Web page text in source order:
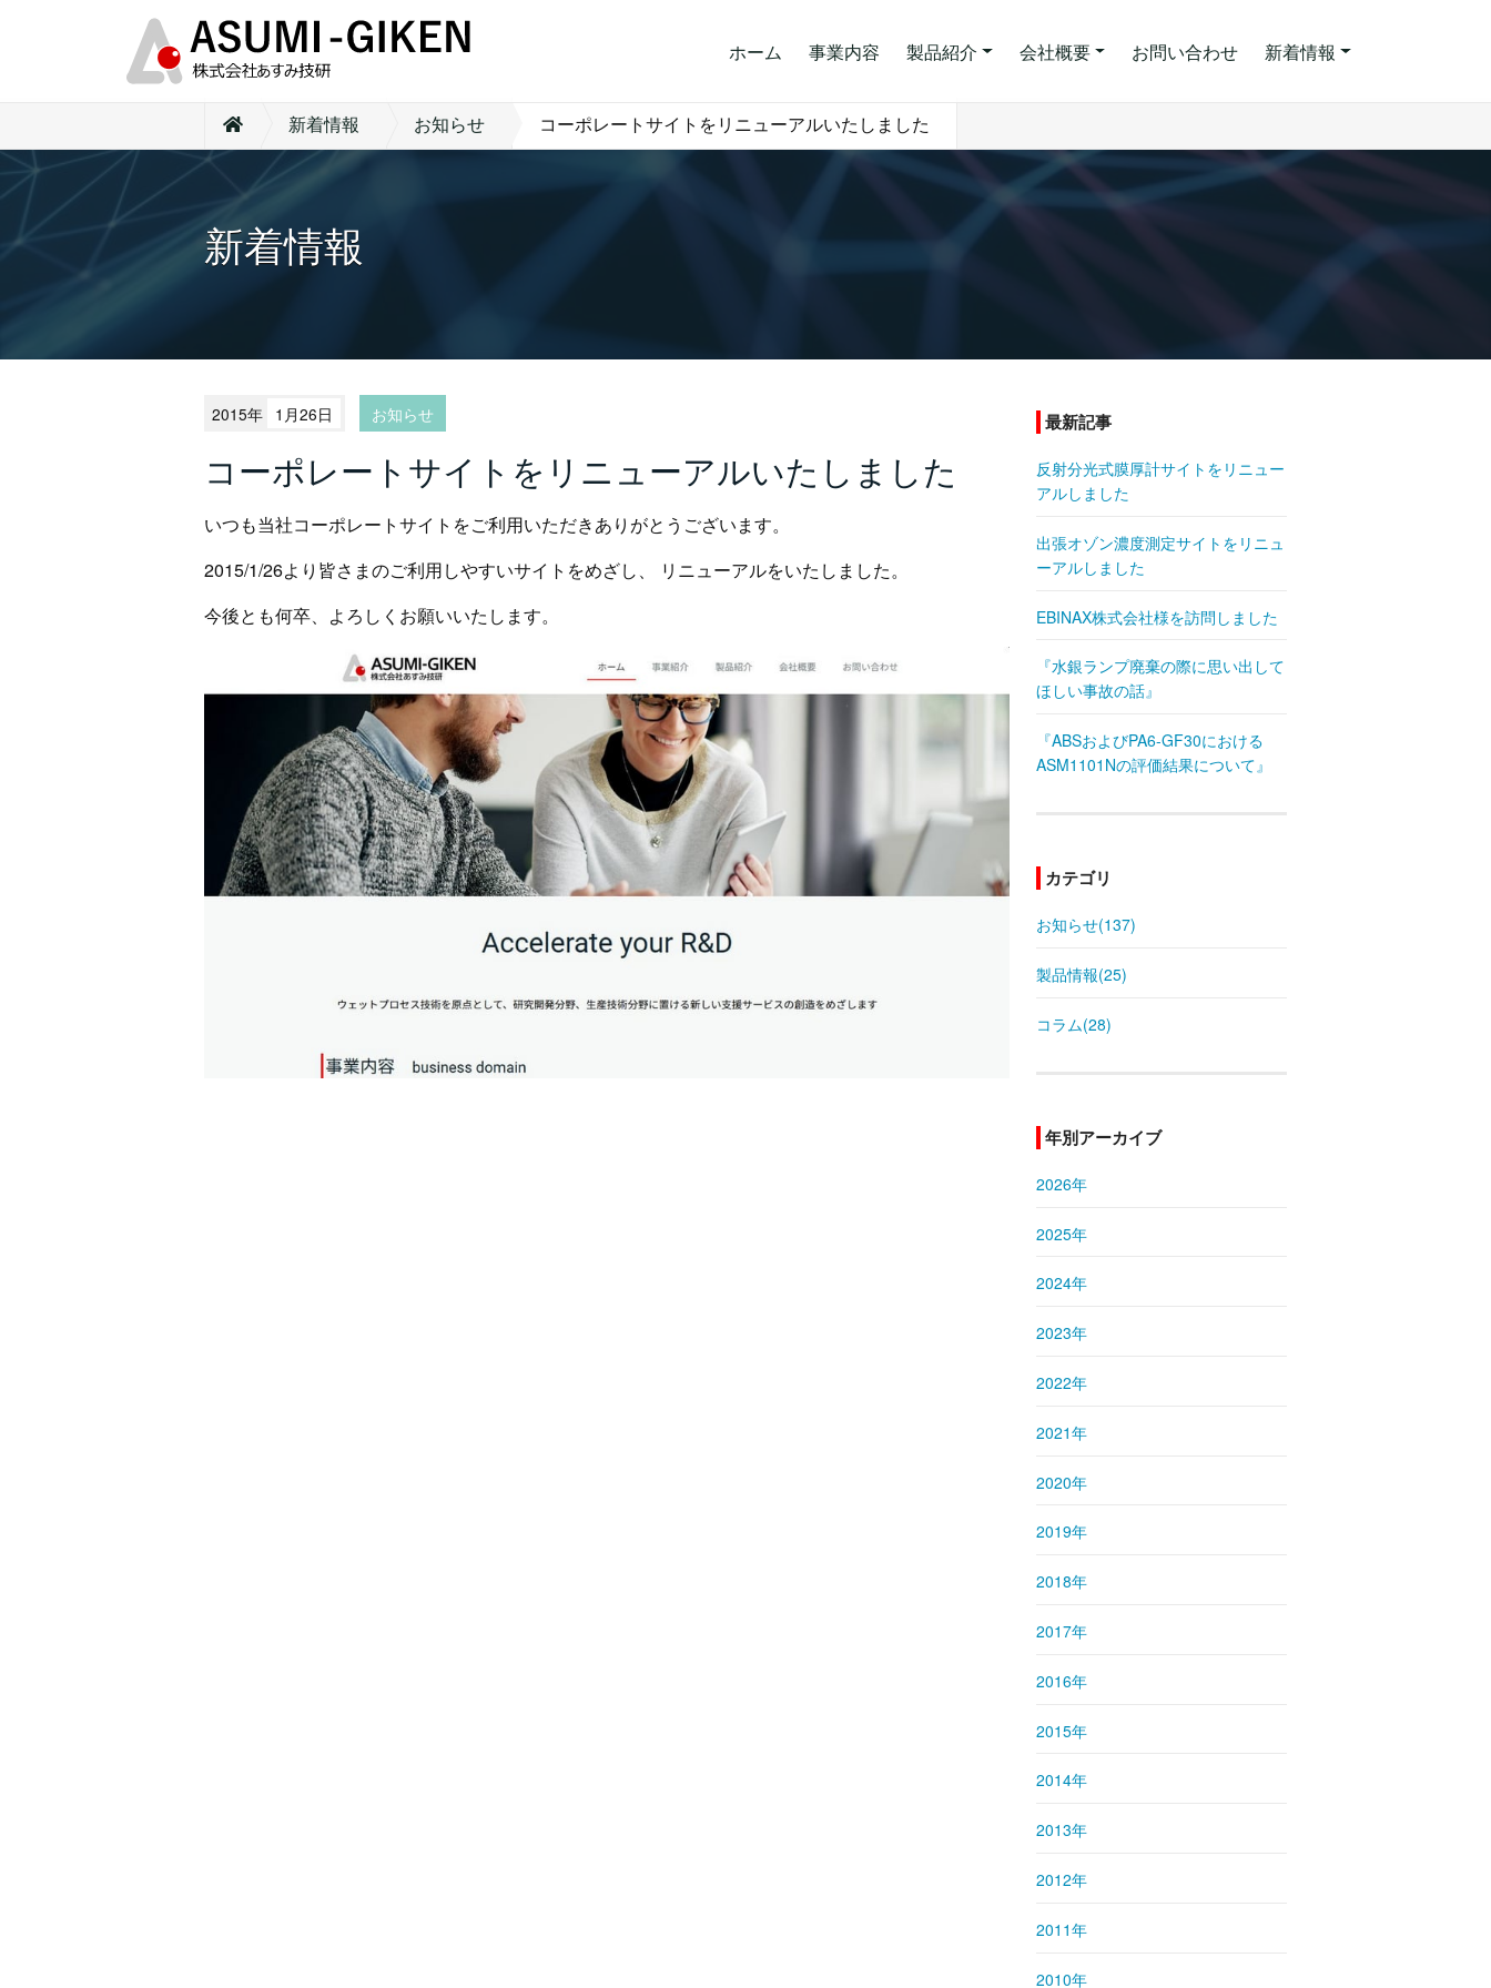
ホーム 事業内容 製品紹介 会社概要 お問い合わせ 新着情報
新着情報 お知らせ コーポレートサイトをリニューアルいたしました
新着情報
2015年 1月26日 お知らせ
コーポレートサイトをリニューアルいたしました
いつも当社コーポレートサイトをご利用いただきありがとうございます。
2015/1/26より皆さまのご利用しやすいサイトをめざし、 リニューアルをいたしました。
今後とも何卒、よろしくお願いいたします。
最新記事
反射分光式膜厚計サイトをリニュー
アルしました
出張オゾン濃度測定サイトをリニュ
ーアルしました
EBINAX株式会社様を訪問しました
『水銀ランプ廃棄の際に思い出して
ほしい事故の話』
『ABSおよびPA6-GF30における
ASM1101Nの評価結果について』
カテゴリ
お知らせ(137)
製品情報(25)
コラム(28)
年別アーカイブ
2026年
2025年
2024年
2023年
2022年
2021年
2020年
2019年
2018年
2017年
2016年
2015年
2014年
2013年
2012年
2011年
2010年